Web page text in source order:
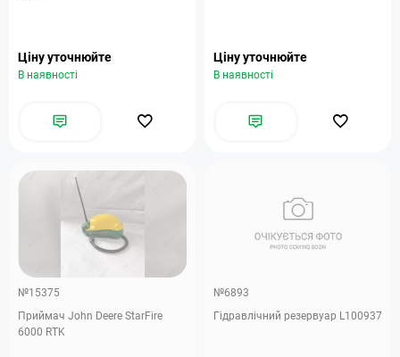
Ціну уточнюйте
В наявності
Ціну уточнюйте
В наявності
№15375
Приймач John Deere StarFire
6000 RTK
№6893
Гідравлічний резервуар L100937